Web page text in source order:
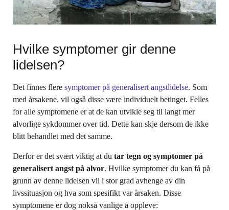
Hvilke symptomer gir denne
lidelsen?
Det finnes flere symptomer på generalisert angstlidelse. Som
med årsakene, vil også disse være individuelt betinget. Felles
for alle symptomene er at de kan utvikle seg til langt mer
alvorlige sykdommer over tid. Dette kan skje dersom de ikke
blitt behandlet med det samme.
Derfor er det svært viktig at du tar tegn og symptomer på
generalisert angst på alvor. Hvilke symptomer du kan få på
grunn av denne lidelsen vil i stor grad avhenge av din
livssituasjon og hva som spesifikt var årsaken. Disse
symptomene er dog nokså vanlige å oppleve: